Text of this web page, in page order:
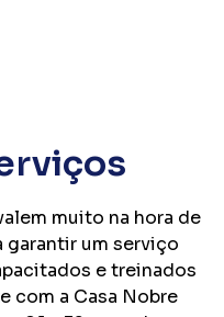
muito na hora de
garantir um serviço
e treinados
com a Casa Nobre